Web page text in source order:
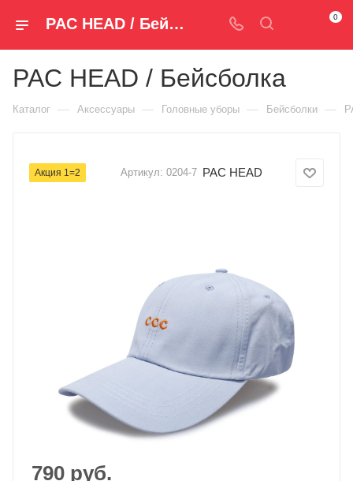
PAC HEAD / Бейсболка 0204-7 — купить за 790 руб. ₽ в Spm-Shop.ru | Хумтто.РФ - Спорт+Мода 0
PAC HEAD / Бейсболка
Каталог — Аксессуары — Головные уборы — Бейсболки —
Акция 1=2 Артикул: 0204-7 PAC HEAD
790 руб.